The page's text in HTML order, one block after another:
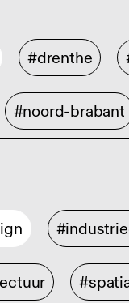
#drenthe
#noord-brabant